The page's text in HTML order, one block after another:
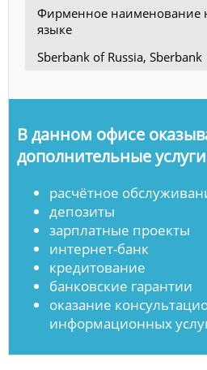
Фирменное наименование
языке
Sberbank of Russia, Sberbank
В данном офисе
дополнительные
расчётное
депозиты
зарплатные проекты
интернет-банк
кредитование
банковские гарантии
оказание
информационных